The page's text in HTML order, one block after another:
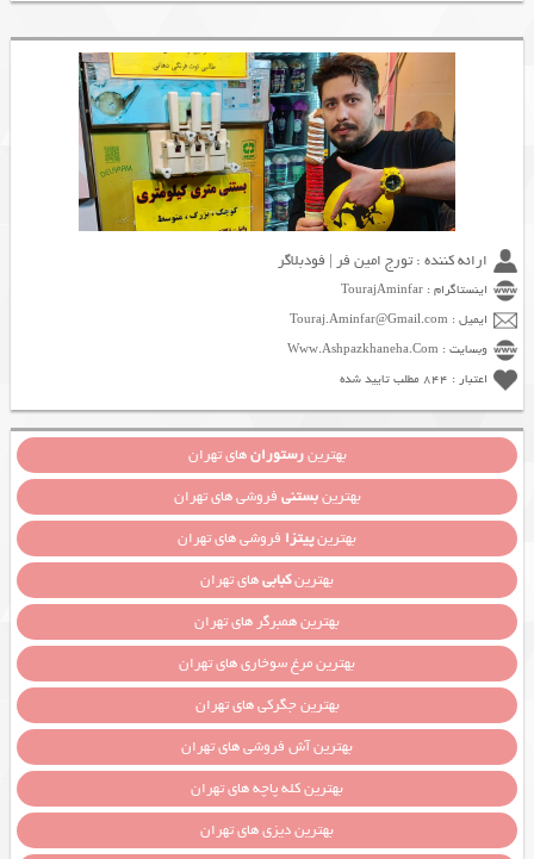
ارائه کننده : تورج امین فر | فودبلاگر
اینستاگرام : TourajAminfar
ایمیل : Touraj.Aminfar@Gmail.com
وبسایت : Www.Ashpazkhaneha.Com
اعتبار : 844 مطلب تایید شده
بهترینرستورانهای تهران
بهترینبستنی فروشی های تهران
بهترینپیتزا فروشی های تهران
بهترینکبابیهای تهران
بهترین همبرگر های تهران
بهترین مرغ سوخاری های تهران
بهترین جگرکی های تهران
بهترین آش فروشی های تهران
بهترین کله پاچه های تهران
بهترین دیزی های تهران